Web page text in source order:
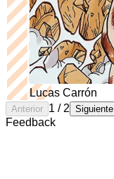
Lucas Carrón
Anterior 1 / 2 Siguiente
Feedback